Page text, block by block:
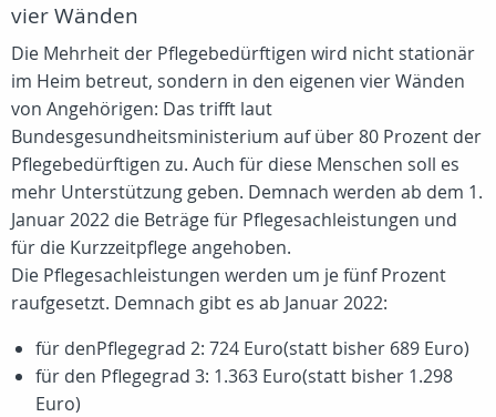
vier Wänden
Die Mehrheit der Pflegebedürftigen wird nicht stationär
im Heim betreut, sondern in den eigenen vier Wänden
von Angehörigen: Das trifft laut
Bundesgesundheitsministerium auf über 80 Prozent der
Pflegebedürftigen zu. Auch für diese Menschen soll es
mehr Unterstützung geben. Demnach werden ab dem 1.
Januar 2022 die Beträge für Pflegesachleistungen und
für die Kurzzeitpflege angehoben.
Die Pflegesachleistungen werden um je fünf Prozent
raufgesetzt. Demnach gibt es ab Januar 2022:
für denPflegegrad 2: 724 Euro(statt bisher 689 Euro)
für den Pflegegrad 3: 1.363 Euro(statt bisher 1.298
Euro)